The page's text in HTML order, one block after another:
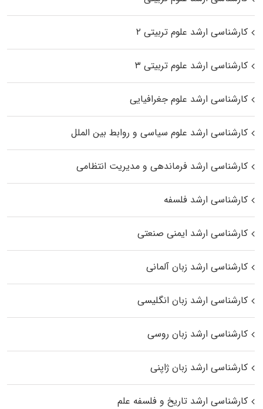
کارشناسی ارشد علوم تربیتی ۲
کارشناسی ارشد علوم تربیتی ۳
کارشناسی ارشد علوم جغرافیایی
کارشناسی ارشد علوم سیاسی و روابط بین الملل
کارشناسی ارشد فرماندهی و مدیریت انتظامی
کارشناسی ارشد فلسفه
کارشناسی ارشد ایمنی صنعتی
کارشناسی ارشد زبان آلمانی
کارشناسی ارشد زبان انگلیسی
کارشناسی ارشد زبان روسی
کارشناسی ارشد زبان ژاپنی
کارشناسی ارشد تاریخ و فلسفه علم